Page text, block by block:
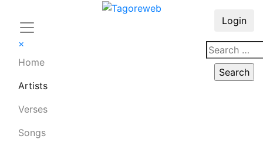
×
Home
Artists
Verses
Songs
Login